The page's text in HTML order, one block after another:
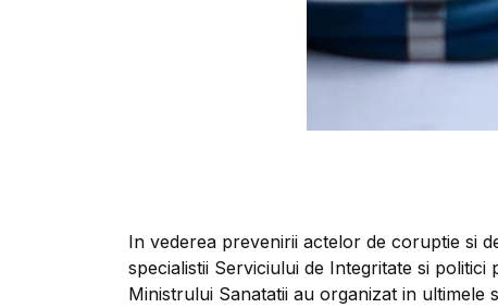
In vederea prevenirii actelor de coruptie si
specialistii Serviciului de Integritate si
Ministrului Sanatatii au organizat in ultimele